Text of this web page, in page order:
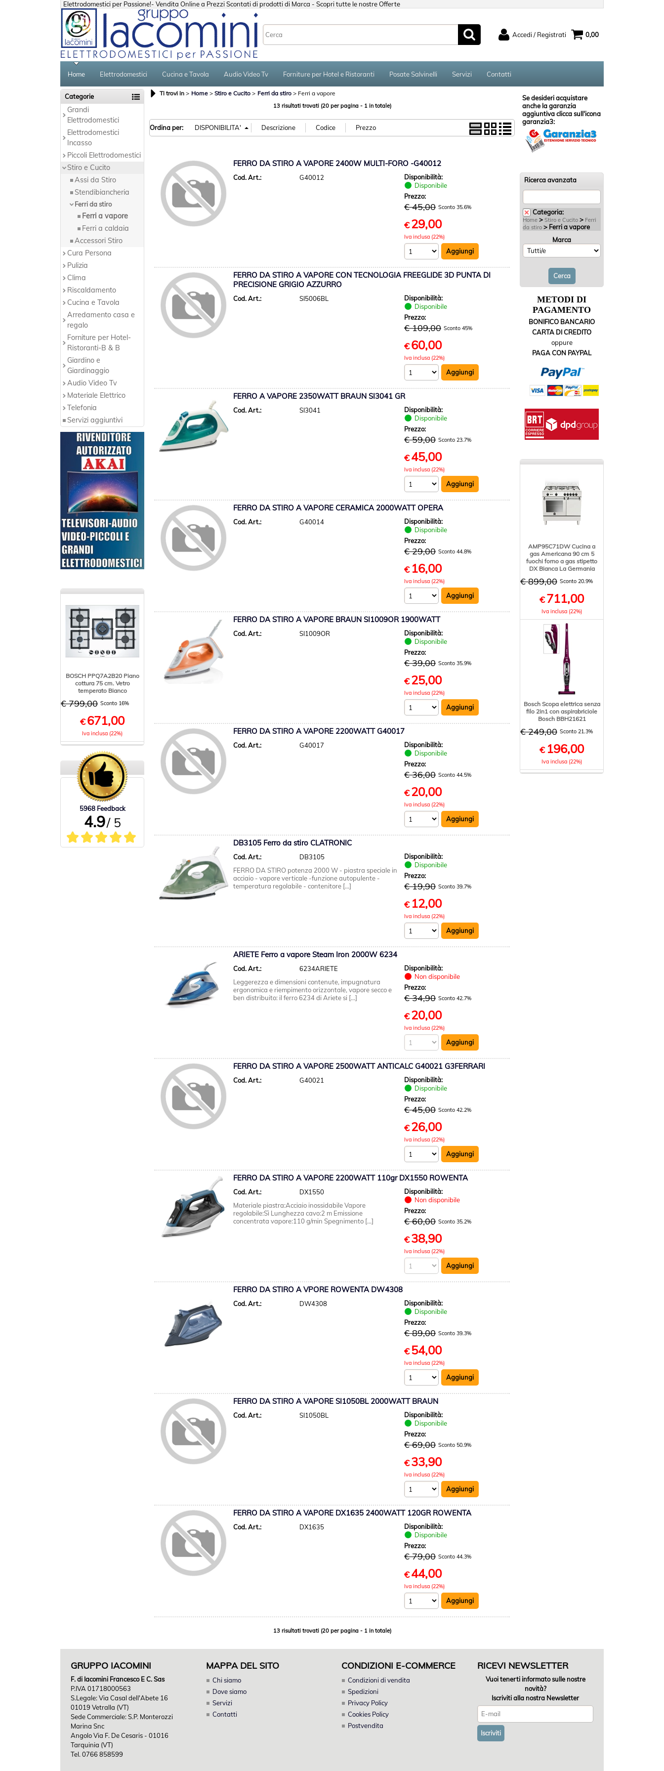
Elettrodomestici per Passione!- Vendita Online a Prezzi Scontati di prodotti di Marca - Scopri tutte le nostre Offerte
Accedi / Registrati
Per completare l'ordine inserisci il
nome utente e la password e poi
clicca sul pulsante "Accedi"
Hai perso la password?
Se non sei ancora registrato sul
nostro sito clicca sul pulsante
"Registrati"
0,00
Home Elettrodomestici Cucina e Tavola Audio Video Tv Forniture per Hotel e Ristoranti Posate Salvinelli Servizi Contatti
Categorie
Grandi
Elettrodomestici
Elettrodomestici
Incasso
Piccoli Elettrodomestici
Stiro e Cucito
Assi da Stiro
Stendibiancheria
Ferri da stiro
Ferri a vapore
Ferri a caldaia
Accessori Stiro
Cura Persona
Pulizia
Clima
Riscaldamento
Cucina e Tavola
Arredamento casa e
regalo
Forniture per Hotel-
Ristoranti-B & B
Giardino e
Giardinaggio
Audio Video Tv
Materiale Elettrico
Telefonia
Servizi aggiuntivi
BOSCH PPQ7A2B20 Piano
cottura 75 cm. Vetro
temperato Bianco
€ 799,00 Sconto 16%
€671,00
Iva inclusa (22%)
5968 Feedback
4.9/ 5
Ti trovi in Home Stiro e Cucito Ferri da stiro Ferri a vapore
13 risultati trovati (20 per pagina - 1 in totale)
Ordina per:
FERRO DA STIRO A VAPORE 2400W MULTI-FORO -G40012
Cod. Art.: G40012
Disponibilità:
Disponibile
Prezzo:
€ 45,00 Sconto 35.6%
€29,00
Iva inclusa (22%)
FERRO DA STIRO A VAPORE CON TECNOLOGIA FREEGLIDE 3D PUNTA DI
PRECISIONE GRIGIO AZZURRO
Cod. Art.: SI5006BL
Disponibilità:
Disponibile
Prezzo:
€ 109,00 Sconto 45%
€60,00
Iva inclusa (22%)
FERRO A VAPORE 2350WATT BRAUN SI3041 GR
Cod. Art.: SI3041
Disponibilità:
Disponibile
Prezzo:
€ 59,00 Sconto 23.7%
€45,00
Iva inclusa (22%)
FERRO DA STIRO A VAPORE CERAMICA 2000WATT OPERA
Cod. Art.: G40014
Disponibilità:
Disponibile
Prezzo:
€ 29,00 Sconto 44.8%
€ 16,00
Iva inclusa (22%)
FERRO DA STIRO A VAPORE BRAUN SI1009OR 1900WATT
Cod. Art.: SI1009OR
Disponibilità:
Disponibile
Prezzo:
€ 39,00 Sconto 35.9%
€25,00
Iva inclusa (22%)
FERRO DA STIRO A VAPORE 2200WATT G40017
Cod. Art.: G40017
Disponibilità:
Disponibile
Prezzo:
€ 36,00 Sconto 44.5%
€20,00
Iva inclusa (22%)
DB3105 Ferro da stiro CLATRONIC
Cod. Art.:
DB3105
FERRO DA STIRO potenza 2000 W - piastra speciale in
acciaio - vapore verticale -funzione autopulente -
temperatura regolabile - contenitore [...]
Disponibilità:
Disponibile
Prezzo:
€ 19,90 Sconto 39.7%
€ 12,00
Iva inclusa (22%)
ARIETE Ferro a vapore Steam Iron 2000W 6234
Cod. Art.:
6234ARIETE
Leggerezza e dimensioni contenute, impugnatura
ergonomica e riempimento orizzontale, vapore secco e
ben distribuito: il ferro 6234 di Ariete si [...]
Disponibilità:
Non disponibile
Prezzo:
€ 34,90 Sconto 42.7%
€20,00
Iva inclusa (22%)
FERRO DA STIRO A VAPORE 2500WATT ANTICALC G40021 G3FERRARI
Cod. Art.: G40021
Disponibilità:
Disponibile
Prezzo:
€ 45,00 Sconto 42.2%
€26,00
Iva inclusa (22%)
FERRO DA STIRO A VAPORE 2200WATT 110gr DX1550 ROWENTA
Cod. Art.:
DX1550
Materiale piastra:Acciaio inossidabile Vapore
regolabile:Sì Lunghezza cavo:2 m Emissione
concentrata vapore:110 g/min Spegnimento [...]
Disponibilità:
Non disponibile
Prezzo:
€ 60,00 Sconto 35.2%
€38,90
Iva inclusa (22%)
FERRO DA STIRO A VPORE ROWENTA DW4308
Cod. Art.: DW4308
Disponibilità:
Disponibile
Prezzo:
€ 89,00 Sconto 39.3%
€54,00
Iva inclusa (22%)
FERRO DA STIRO A VAPORE SI1050BL 2000WATT BRAUN
Cod. Art.: SI1050BL
Disponibilità:
Disponibile
Prezzo:
€ 69,00 Sconto 50.9%
€33,90
Iva inclusa (22%)
FERRO DA STIRO A VAPORE DX1635 2400WATT 120GR ROWENTA
Cod. Art.: DX1635
Disponibilità:
Disponibile
Prezzo:
€ 79,00 Sconto 44.3%
€44,00
Iva inclusa (22%)
13 risultati trovati (20 per pagina - 1 in totale)
Se desideri acquistare
anche la garanzia
aggiuntiva clicca sull'icona
garanzia3:
Ricerca avanzata
Categoria:
Home > Stiro e Cucito > Ferri
da stiro > Ferri a vapore
Marca
METODI DI
PAGAMENTO
BONIFICO BANCARIO
CARTA DI CREDITO
oppure
PAGA CON PAYPAL
AMP95C71DW Cucina a
gas Americana 90 cm 5
fuochi forno a gas stipetto
DX Bianca La Germania
€ 899,00 Sconto 20.9%
€711,00
Iva inclusa (22%)
Bosch Scopa elettrica senza
filo 2in1 con aspirabriciole
Bosch BBH21621
€ 249,00 Sconto 21.3%
€ 196,00
Iva inclusa (22%)
GRUPPO IACOMINI
F. di Iacomini Francesco E C. Sas
P.IVA 01718000563
S.Legale: Via Casal dell'Abete 16
01019 Vetralla (VT)
Sede Commerciale: S.P. Monterozzi
Marina Snc
Angolo Via F. De Cesaris - 01016
Tarquinia (VT)
Tel. 0766 858599
MAPPA DEL SITO
Chi siamo
Dove siamo
Servizi
Contatti
CONDIZIONI E-COMMERCE
Condizioni di vendita
Spedizioni
Privacy Policy
Cookies Policy
Postvendita
RICEVI NEWSLETTER
Vuoi tenerti informato sulle nostre
novità?
Iscriviti alla nostra Newsletter